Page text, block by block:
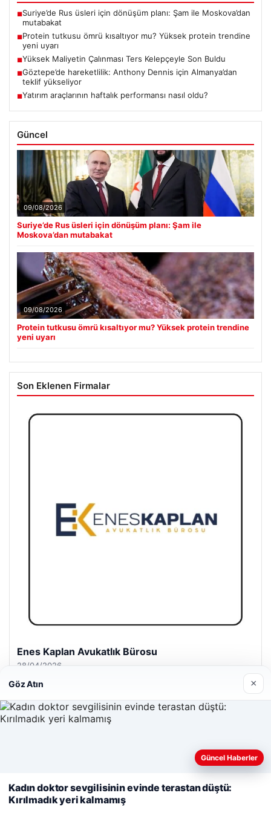
■Suriye’de Rus üsleri için dönüşüm planı: Şam ile Moskova’dan
mutabakat
■Protein tutkusu ömrü kısaltıyor mu? Yüksek protein trendine
yeni uyarı
■Yüksek Maliyetin Çalınması Ters Kelepçeyle Son Buldu
■Göztepe’de hareketlilik: Anthony Dennis için Almanya’dan
teklif yükseliyor
■Yatırım araçlarının haftalık performansı nasıl oldu?
Güncel
09/08/2026
Suriye’de Rus üsleri için dönüşüm planı: Şam ile
Moskova’dan mutabakat
09/08/2026
Protein tutkusu ömrü kısaltıyor mu? Yüksek protein trendine
yeni uyarı
Son Eklenen Firmalar
Enes Kaplan Avukatlık Bürosu
28/04/2026
Web sitemizi nasıl kullandığınızı daha iyi anlayabilmek,
kullanıyoruz.
Çerez Politikamız
Reddet Kabul Et
Göz Atın ×
Güncel Haberler
Kadın doktor sevgilisinin evinde terastan düştü:
Kırılmadık yeri kalmamış